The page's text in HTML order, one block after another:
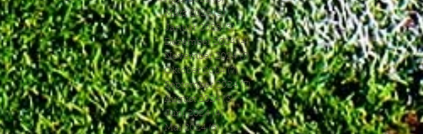
März 2025 (5)5 Beiträge
Januar 2025 (3)3 Beiträge
Dezember 2024 (4)4 Beiträge
November 2024 (7)7 Beiträge
Oktober 2024 (7)7 Beiträge
September 2024 (7)7 Beiträge
August 2024 (3)3 Beiträge
Juni 2024 (4)4 Beiträge
Mai 2024 (5)5 Beiträge